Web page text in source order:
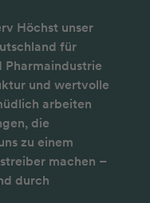
Höchst unser
für
Pharmaindustrie
und wertvolle
arbeiten
die
zu einem
machen –
durch